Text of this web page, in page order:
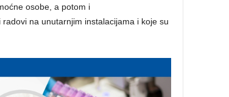
osobe, a potom i
na unutarnjim instalacijama i koje su